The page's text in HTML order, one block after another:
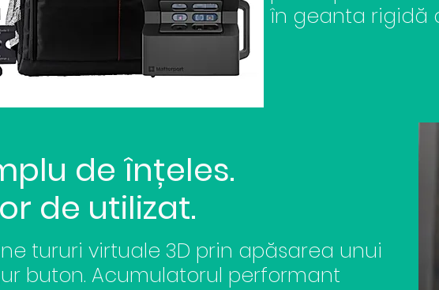
în geanta rigidă
de înțeles.
de utilizat.
tururi virtuale 3D prin apăsarea unui
buton. Acumulatorul performant